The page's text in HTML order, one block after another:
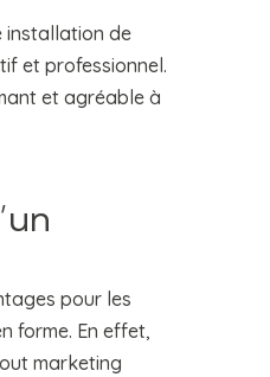
installation de
et professionnel.
et agréable à
pour les
forme. En effet,
marketing